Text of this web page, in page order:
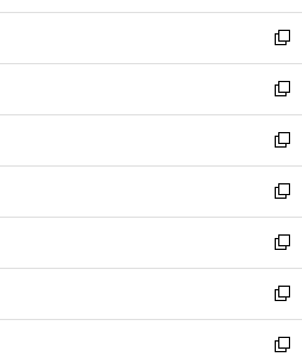
開
く
ウ
で
開
く
ン
ド
ウ
で
開
く
ウ
ィ
ン
ド
ウ
で
開
く
新
し
い
ウ
ィ
ン
ド
ウ
で
開
く
新
し
い
ウ
ィ
ン
ド
ウ
で
開
く
新
し
い
ウ
ィ
ン
ド
ウ
で
新
し
い
ウ
ィ
ン
ド
新
し
い
ウ
ィ
新
し
い
新